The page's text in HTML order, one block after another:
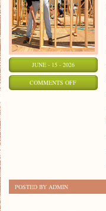
JUNE - 15 - 2026
COMMENTS OFFON
POSTED BY ADMIN